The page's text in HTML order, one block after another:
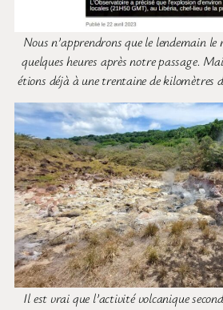
Nous n’apprendrons que le lendemain
quelques heures après notre passage.
étions déjà à une trentaine de kilomètres
Il est vrai que l’activité volcanique